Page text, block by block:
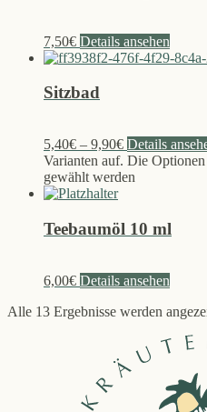
7,50€ Details ansehen
Sitzbad
5,40€ – 9,90€ Details
Varianten auf. Die
gewählt werden
Teebaumöl 10 ml
6,00€ Details ansehen
Alle 13 Ergebnisse werden